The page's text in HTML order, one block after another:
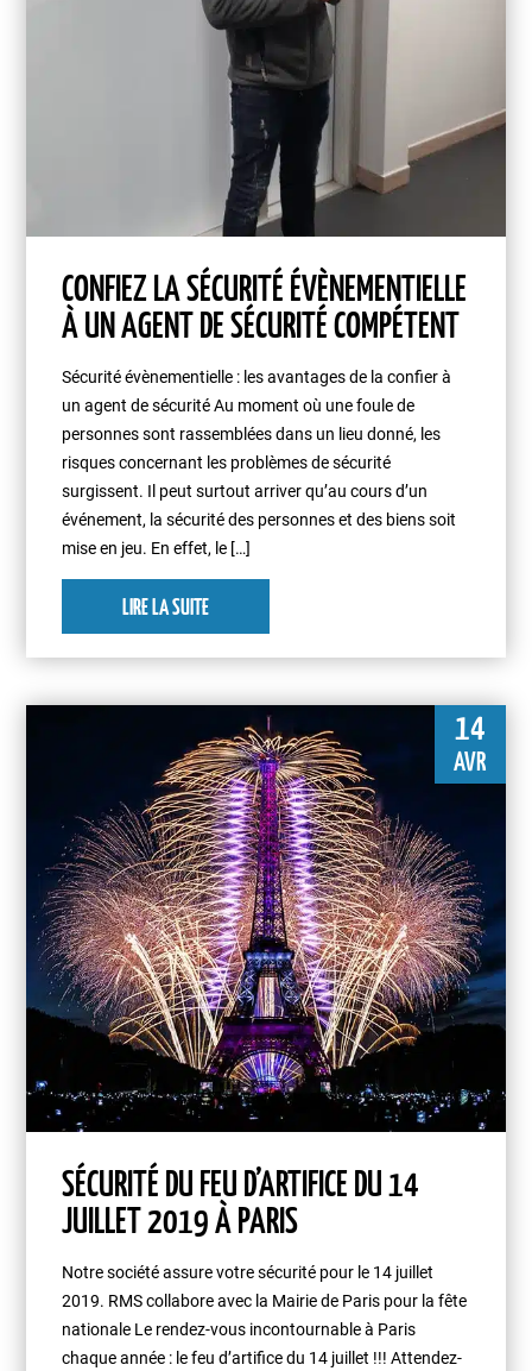
CONFIEZ LA SÉCURITÉ ÉVÈNEMENTIELLE
À UN AGENT DE SÉCURITÉ COMPÉTENT
Sécurité évènementielle : les avantages de la confier à
un agent de sécurité Au moment où une foule de
personnes sont rassemblées dans un lieu donné, les
risques concernant les problèmes de sécurité
surgissent. Il peut surtout arriver qu’au cours d’un
événement, la sécurité des personnes et des biens soit
mise en jeu. En effet, le […]
LIRE LA SUITE
14
AVR
SÉCURITÉ DU FEU D’ARTIFICE DU 14
JUILLET 2019 À PARIS
Notre société assure votre sécurité pour le 14 juillet
2019. RMS collabore avec la Mairie de Paris pour la fête
nationale Le rendez-vous incontournable à Paris
chaque année : le feu d’artifice du 14 juillet !!! Attendez-